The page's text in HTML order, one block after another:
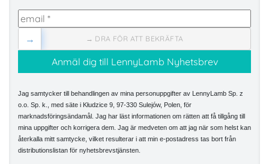
→ DRA FÖR ATT BEKRÄFTA
→
Jag samtycker till behandlingen av mina personuppgifter av LennyLamb Sp. z
o.o. Sp. k., med säte i Kłudzice 9, 97-330 Sulejów, Polen, för
marknadsföringsändamål. Jag har läst informationen om rätten att få tillgång till
mina uppgifter och korrigera dem. Jag är medveten om att jag när som helst kan
återkalla mitt samtycke, vilket resulterar i att min e-postadress tas bort från
distributionslistan för nyhetsbrevstjänsten.